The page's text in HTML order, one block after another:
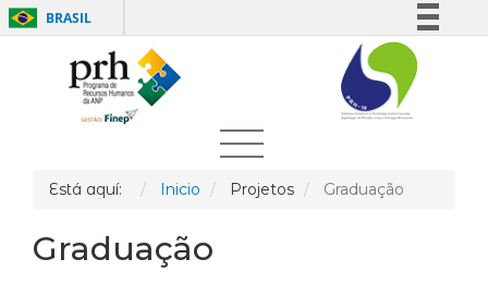
BRASIL
Simplifique!
Comunica BR
Participe
Legislação
Está aquí: Inicio Projetos Graduação
Graduação